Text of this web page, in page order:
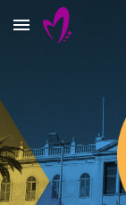
Skip to main